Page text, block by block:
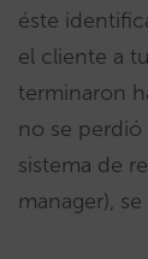
éste
el cliente a
terminaron
no se perdió
sistema de
manager),